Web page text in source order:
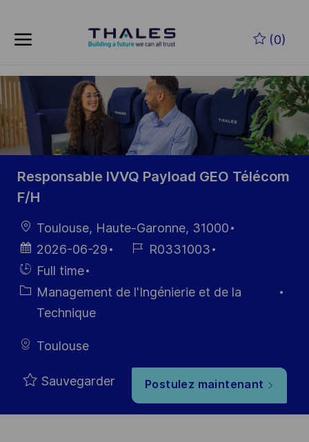
(0)
-
Responsable IVVQ Payload GEO Télécom
F/H
localisation
Toulouse, Haute-Garonne, 31000
Date
d’affichage
2026-06-29
Référence
R0331003
Hiring
Type
Full time
Catégorie
Management de l'Ingénierie et de la
Technique
Toulouse
Sauvegarder Postulez maintenant